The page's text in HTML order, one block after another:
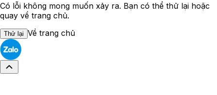
Có lỗi không mong muốn xảy ra. Bạn có thể thử lại hoặc
quay về trang chủ.
Thử lại Về trang chủ